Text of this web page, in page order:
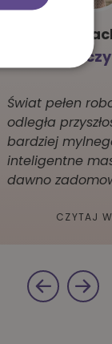
Joanna
bliskie
Świat pełen
odległa
bardziej
inteligentne
dawno
CZYTAJ